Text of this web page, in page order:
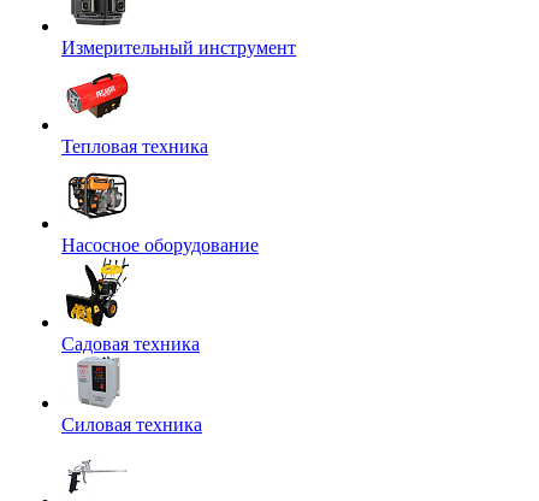
Измерительный инструмент
Тепловая техника
Насосное оборудование
Садовая техника
Силовая техника